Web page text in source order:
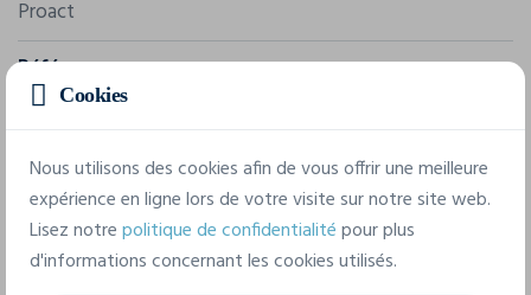
Proact
Référence
PA4013
Grammage
130 g/m²
Composition
100% Polyester
Cookies
Nous utilisons des cookies afin de vous offrir une meilleure
expérience en ligne lors de votre visite sur notre site web.
Lisez notrepolitique de confidentialitépour plus
d'informations concernant les cookies utilisés.